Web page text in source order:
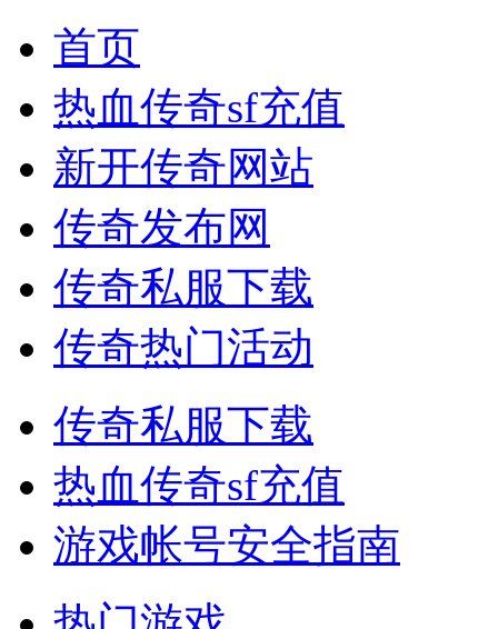
首页
热血传奇sf充值
新开传奇网站
传奇发布网
传奇私服下载
传奇热门活动
传奇私服下载
热血传奇sf充值
游戏帐号安全指南